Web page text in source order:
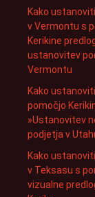
Kako
v Vermontu s
Kerikine
ustanovitev
Vermontu
Kako
pomočjo
»Ustanovitev
podjetja v
Kako
v Teksasu s
vizualne